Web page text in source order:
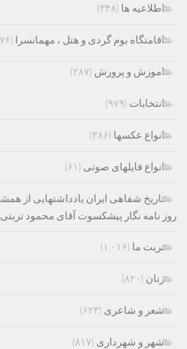
اطلاعیه ها (۳۴۸)
اقامتگاه بوم گردی و هتل ، مهمانسرا (۷۶)
اموزش و پرورش (۲۸۷)
انتخابات (۹۷۹)
انواع عکسها (۳۸۶)
انواع فایلهای صوتی (۶۱)
تاریخ شفاهی ایران یادداشتهایی از
روز نامه نگار پیشکسوت آقای محمود
تربت ما (۱,۰۱۶)
زنان (۸۲۰)
شعر و شاعری (۶۲۳)
شهر و شهرداری (۸۱۷)